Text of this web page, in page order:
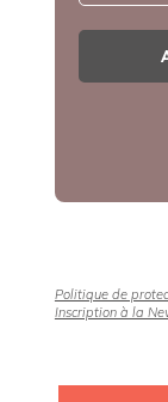
Politique de
Inscription à la